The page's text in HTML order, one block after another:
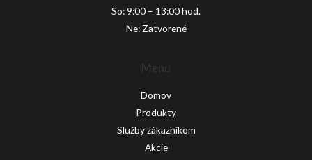
So: 9:00 – 13:00 hod.
Ne: Zatvorené
Menu
Domov
Produkty
Služby zákazníkom
Akcie